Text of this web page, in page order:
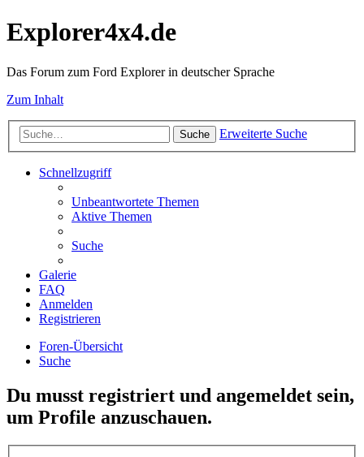
Explorer4x4.de
Das Forum zum Ford Explorer in deutscher Sprache
Zum Inhalt
Suche Erweiterte Suche
Schnellzugriff
Unbeantwortete Themen
Aktive Themen
Suche
Galerie
FAQ
Anmelden
Registrieren
Foren-Übersicht
Suche
Du musst registriert und angemeldet sein,
um Profile anzuschauen.